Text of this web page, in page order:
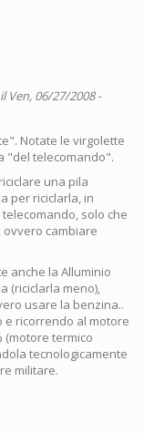
Ven, 06/27/2008 -
Notate le virgolette
"del telecomando".
una pila
per riciclarla, in
solo che
cambiare
anche la Alluminio
(riciclarla meno),
usare la benzina..
e ricorrendo al motore
(motore termico
tecnologicamente
militare.